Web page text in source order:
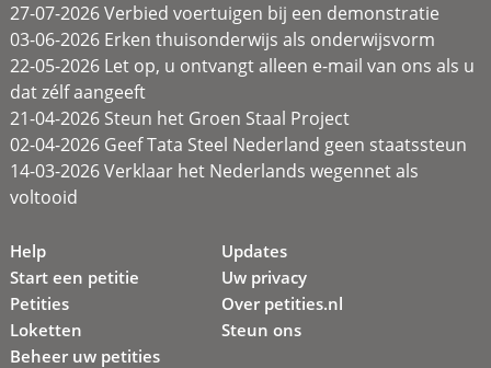
27-07-2026 Verbied voertuigen bij een demonstratie
03-06-2026 Erken thuisonderwijs als onderwijsvorm
22-05-2026 Let op, u ontvangt alleen e-mail van ons als u
dat zélf aangeeft
21-04-2026 Steun het Groen Staal Project
02-04-2026 Geef Tata Steel Nederland geen staatssteun
14-03-2026 Verklaar het Nederlands wegennet als
voltooid
Help
Start een petitie
Petities
Loketten
Beheer uw petities
Updates
Uw privacy
Over petities.nl
Steun ons